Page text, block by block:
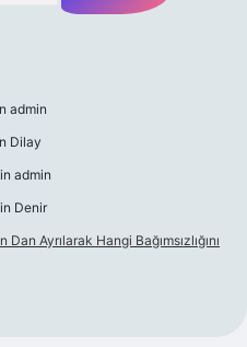
admin
Dilay
admin
Denir
Ayrılarak Hangi Bağımsızlığını